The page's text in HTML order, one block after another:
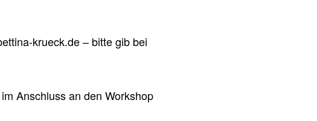
krueck.de – bitte gib bei
Anschluss an den Workshop